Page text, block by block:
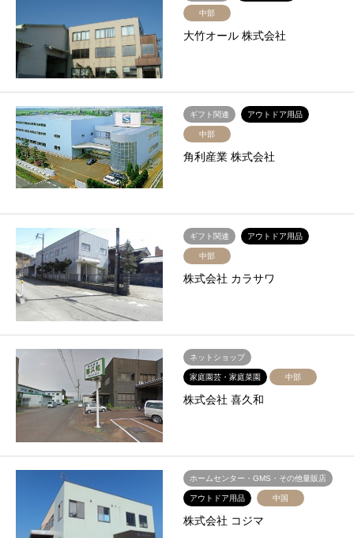
中部
大竹オール 株式会社
ギフト関連 アウトドア用品
中部
角利産業 株式会社
ギフト関連 アウトドア用品
中部
株式会社 カラサワ
ネットショップ
家庭園芸・家庭菜園 中部
株式会社 喜久和
ホームセンター・GMS・その他量販店
アウトドア用品 中国
株式会社 コジマ